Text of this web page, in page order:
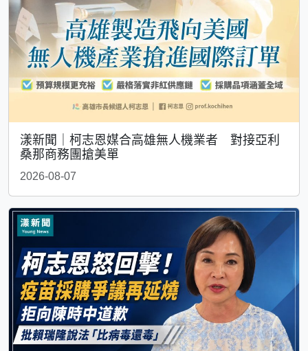
漾新聞｜柯志恩媒合高雄無人機業者 對接亞利
桑那商務團搶美單
2026-08-07